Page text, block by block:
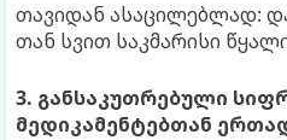
თავიდან ასაცილებლად:
თან სვით საკმარისი
3. განსაკუთრებული
მედიკამენტებთან